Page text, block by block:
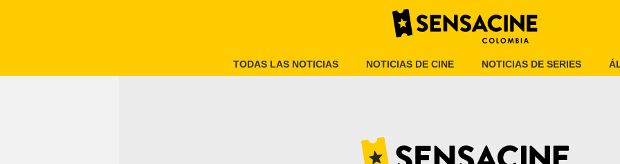
TODAS LAS NOTICIAS NOTICIAS DE CINE NOTICIAS DE SERIES